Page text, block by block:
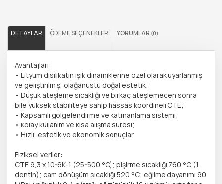
DETAYLAR ÖDEME SEÇENEKLERI YORUMLAR (0)
Avantajları:
• Lityum disilikatın ışık dinamiklerine özel olarak uyarlanmış
ve geliştirilmiş, olağanüstü doğal estetik;
• Düşük ateşleme sıcaklığı ve birkaç ateşlemeden sonra
bile yüksek stabiliteye sahip hassas koordineli CTE;
• Kapsamlı gölgelendirme ve katmanlama sistemi;
• Kolay kullanım ve kısa alışma süresi;
• Hızlı, estetik ve ekonomik sonuçlar.
Fiziksel veriler:
CTE 9,3 x 10-6K-1 (25-500 °C); pişirme sıcaklığı 760 °C (1.
dentin); cam dönüşüm sıcaklığı 520 °C; eğilme dayanımı 90